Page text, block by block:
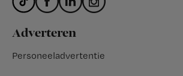
Adverteren
Personeeladvertentie